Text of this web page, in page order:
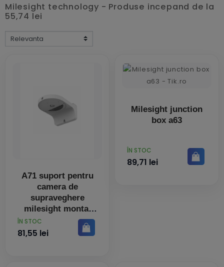
Milesight technology - Produse incepand de la
55,74 lei
A71 suport pentru
camera de
supraveghere
milesight montaj
PRET
ÎN STOC
81,55 lei
Milesight junction
box a63
PRET
ÎN STOC
89,71 lei